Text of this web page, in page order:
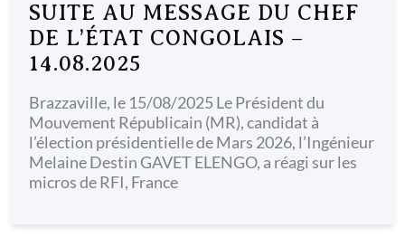
SUITE AU MESSAGE DU CHEF
DE L’ÉTAT CONGOLAIS –
14.08.2025
Brazzaville, le 15/08/2025 Le Président du
Mouvement Républicain (MR), candidat à
l’élection présidentielle de Mars 2026, l’Ingénieur
Melaine Destin GAVET ELENGO, a réagi sur les
micros de RFI, France